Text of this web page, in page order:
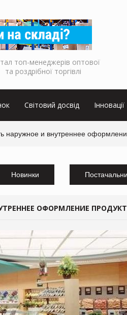
топ-менеджерів оптової
та роздрібної торгівлі
Світовий досвід Інновації
наружное и внутреннее
Новинки
ОФОРМЛЕНИЕ